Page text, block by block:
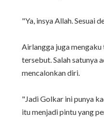
"Ya, insya Allah. Sesuai
Airlangga juga
tersebut. Salah satunya
mencalonkan diri.
"Jadi Golkar ini punya
itu menjadi pintu yang